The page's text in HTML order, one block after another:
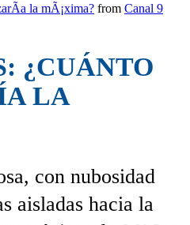
la mÃ¡xima? from Canal 9
¿CUÁNTO
LA
con nubosidad
aisladas hacia la